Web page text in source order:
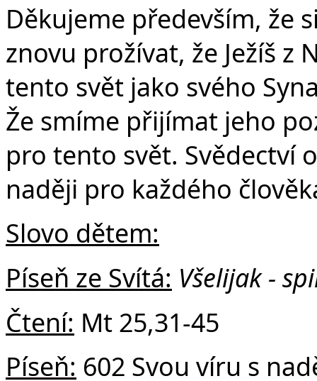
Děkujeme především, že
znovu prožívat, že Ježíš z
tento svět jako svého
Že smíme přijímat jeho
pro tento svět. Svědectví
naději pro každého
Slovo dětem:
Píseň ze Svítá: Všelijak -
Čtení: Mt 25,31-45
Píseň: 602 Svou víru s